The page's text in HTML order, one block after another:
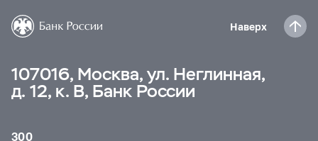
Наверх
107016, Москва, ул. Неглинная,
д. 12, к. В, Банк России
300